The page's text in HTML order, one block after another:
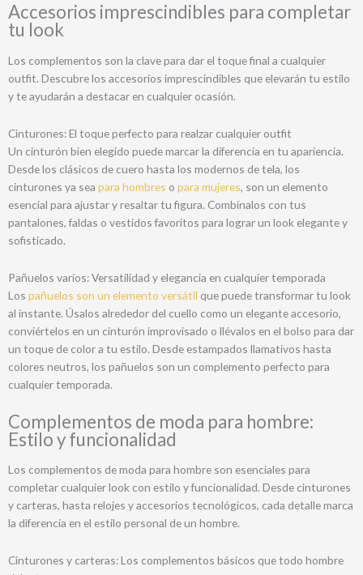
Accesorios imprescindibles para completar
tu look
Los complementos son la clave para dar el toque final a cualquier
outfit. Descubre los accesorios imprescindibles que elevarán tu estilo
y te ayudarán a destacar en cualquier ocasión.
Cinturones: El toque perfecto para realzar cualquier outfit
Un cinturón bien elegido puede marcar la diferencia en tu apariencia.
Desde los clásicos de cuero hasta los modernos de tela, los
cinturones ya sea para hombres o para mujeres, son un elemento
esencial para ajustar y resaltar tu figura. Combínalos con tus
pantalones, faldas o vestidos favoritos para lograr un look elegante y
sofisticado.
Pañuelos varios: Versatilidad y elegancia en cualquier temporada
Los pañuelos son un elemento versátil que puede transformar tu look
al instante. Úsalos alrededor del cuello como un elegante accesorio,
conviértelos en un cinturón improvisado o llévalos en el bolso para dar
un toque de color a tu estilo. Desde estampados llamativos hasta
colores neutros, los pañuelos son un complemento perfecto para
cualquier temporada.
Complementos de moda para hombre:
Estilo y funcionalidad
Los complementos de moda para hombre son esenciales para
completar cualquier look con estilo y funcionalidad. Desde cinturones
y carteras, hasta relojes y accesorios tecnológicos, cada detalle marca
la diferencia en el estilo personal de un hombre.
Cinturones y carteras: Los complementos básicos que todo hombre